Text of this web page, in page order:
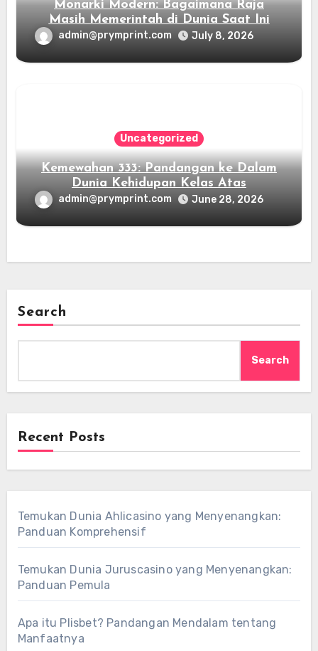
Monarki Modern: Bagaimana Raja
Masih Memerintah di Dunia Saat Ini
admin@prymprint.com July 8, 2026
Uncategorized
Kemewahan 333: Pandangan ke Dalam
Dunia Kehidupan Kelas Atas
admin@prymprint.com June 28, 2026
Search
Search
Recent Posts
Temukan Dunia Ahlicasino yang Menyenangkan:
Panduan Komprehensif
Temukan Dunia Juruscasino yang Menyenangkan:
Panduan Pemula
Apa itu Plisbet? Pandangan Mendalam tentang
Manfaatnya